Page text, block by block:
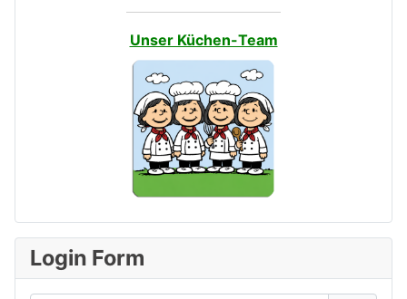
Unser Küchen-Team
Login Form